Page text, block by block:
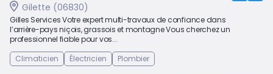
Gilette (06830)
Gilles Services Votre expert multi-travaux de confiance dans
l’arrière-pays niçois, grassois et montagne Vous cherchez un
professionnel fiable pour vos...
Climaticien
Électricien Plombier